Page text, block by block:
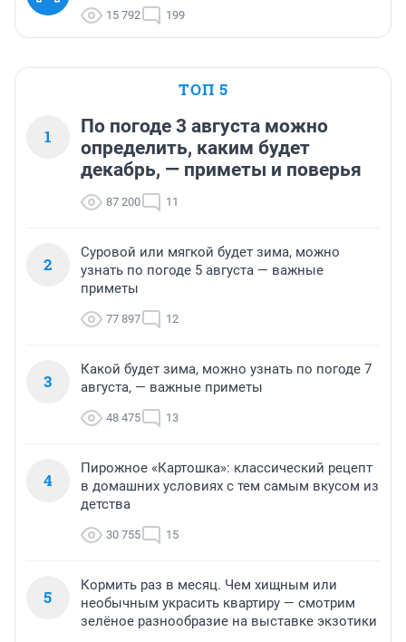
15 792 199
ТОП 5
1
По погоде 3 августа можно
определить, каким будет
декабрь, — приметы и поверья
87 200 11
2
Суровой или мягкой будет зима, можно
узнать по погоде 5 августа — важные
приметы
77 897 12
3
Какой будет зима, можно узнать по погоде 7
августа, — важные приметы
48 475 13
4
Пирожное «Картошка»: классический рецепт
в домашних условиях с тем самым вкусом из
детства
30 755 15
5
Кормить раз в месяц. Чем хищным или
необычным украсить квартиру — смотрим
зелёное разнообразие на выставке экзотики